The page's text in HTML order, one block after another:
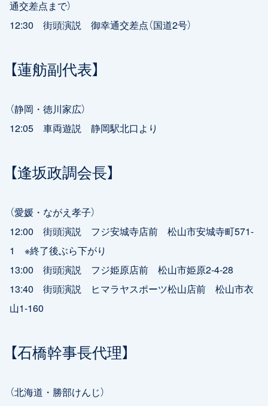
通交差点まで）
12:30 街頭演説 御幸通交差点（国道2号）
【蓮舫副代表】
（静岡・徳川家広）
12:05 車両遊説 静岡駅北口より
【逢坂政調会長】
（愛媛・ながえ孝子）
12:00 街頭演説 フジ安城寺店前 松山市安城寺町571-
1 ※終了後ぶら下がり
13:00 街頭演説 フジ姫原店前 松山市姫原2-4-28
13:40 街頭演説 ヒマラヤスポーツ松山店前 松山市衣
山1-160
【石橋幹事長代理】
（北海道・勝部けんじ）